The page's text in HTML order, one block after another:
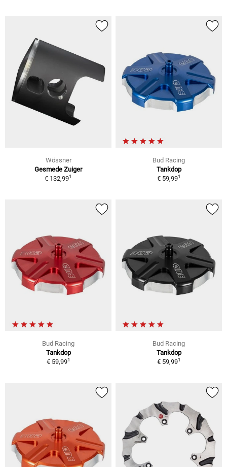
Wössner
Gesmede Zuiger
€ 132,991
Bud Racing
Tankdop
€ 59,991
Bud Racing
Tankdop
€ 59,991
Bud Racing
Tankdop
€ 59,991